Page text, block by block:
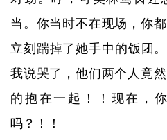
当。你当时不在现场，你
立刻踹掉了她手中的饭团
我说哭了，他们两个人竟
的抱在一起！！现在，
吗？！！